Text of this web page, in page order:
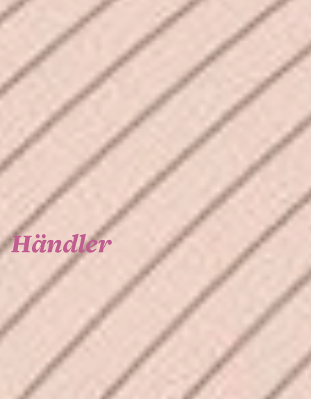
Händler